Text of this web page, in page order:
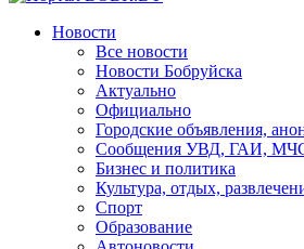
Новости
Все новости
Новости Бобруйска
Актуально
Официально
Городские объявления,
Сообщения УВД, ГАИ,
Бизнес и политика
Культура, отдых,
Спорт
Образование